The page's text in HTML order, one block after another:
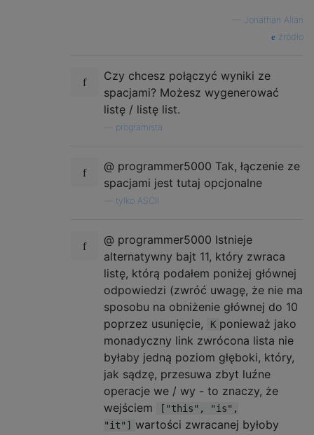
Jonathan Allan
źródło
Czy chcesz połączyć wyniki ze
spacjami? Możesz wygenerować
listę / listę list.
programista
@ programmer5000 Tak, łączenie ze
spacjami jest tutaj opcjonalne
tylko ASCII
@ programmer5000 Istnieje
alternatywny bajt 11, który zwraca
listę, którą podałem poniżej głównej
odpowiedzi (zwróć uwagę, że nie ma
sposobu na obniżenie głównej do 10
poprzez usunięcie,
K ponieważ jako
monadyczny link zwrócona lista nie
byłaby jedną poziom głęboki, który,
jak sądzę, przesuwa zbyt luźne
operacje we / wy - to znaczy, że
wejściem
["this", "is",
"it"] wartości zwracanej byłoby